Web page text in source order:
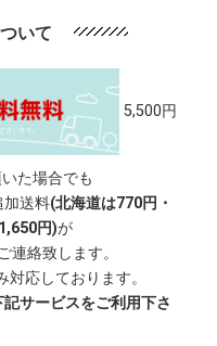
いて
5,500円
た場合でも
加送料(北海道は770円・
円)が
連絡致します。
応しております。
サービスをご利用下さ